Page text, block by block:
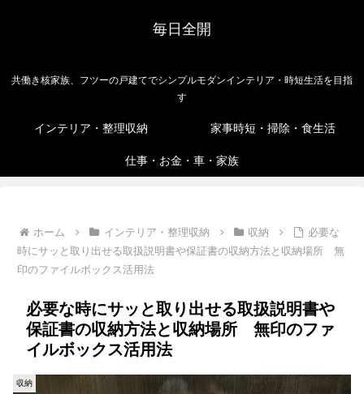
毎日全開
共働き核家族、フツーの戸建てでシンプルモダンインテリア・時短生活を目指
す
インテリア・整理収納 家事時短・掃除・食生活
仕事・お金・車・家族
ホーム インテリア・整理収納 収納
必要な
時にサッと取り出せる取扱説明書や保証書の収納方法と収納場所 無
印のファイルボックス活用法
必要な時にサッと取り出せる取扱説明書や
保証書の収納方法と収納場所 無印のファ
イルボックス活用法
収納